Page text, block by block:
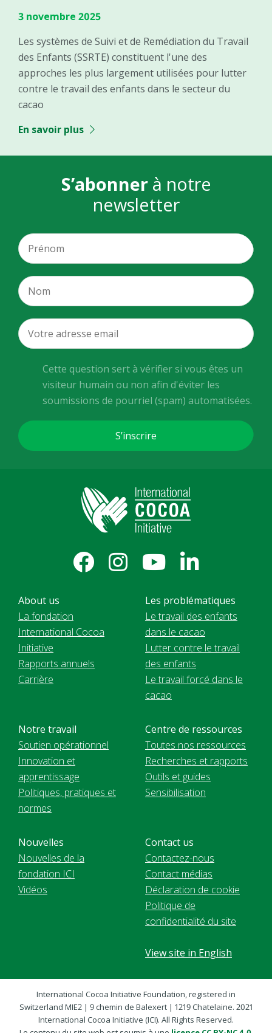
3 novembre 2025
Les systèmes de Suivi et de Remédiation du Travail
des Enfants (SSRTE) constituent l'une des
approches les plus largement utilisées pour lutter
contre le travail des enfants dans le secteur du
cacao
En savoir plus
S’abonner à notre
newsletter
Cette question sert à vérifier si vous êtes un
visiteur humain ou non afin d'éviter les
soumissions de pourriel (spam) automatisées.
About us
La fondation
International Cocoa
Initiative
Rapports annuels
Carrière
Les problématiques
Le travail des enfants
dans le cacao
Lutter contre le travail
des enfants
Le travail forcé dans le
cacao
Notre travail
Soutien opérationnel
Innovation et
apprentissage
Politiques, pratiques et
normes
Centre de ressources
Toutes nos ressources
Recherches et rapports
Outils et guides
Sensibilisation
Nouvelles
Nouvelles de la
fondation ICI
Vidéos
Contact us
Contactez-nous
Contact médias
Déclaration de cookie
Politique de
confidentialité du site
View site in English
International Cocoa Initiative Foundation, registered in
Switzerland MIE2 | 9 chemin de Balexert | 1219 Chatelaine. 2021
International Cocoa Initiative (ICI). All Rights Reserved.